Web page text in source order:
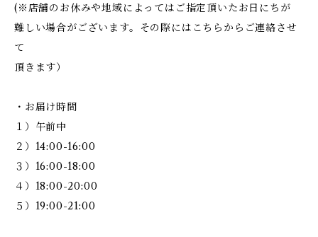
(※店舗のお休みや地域によってはご指定頂いたお日にちが
難しい場合がございます。その際にはこちらからご連絡させ
て
頂きます）
・お届け時間
１）午前中
２）14:00-16:00
３）16:00-18:00
４）18:00-20:00
５）19:00-21:00